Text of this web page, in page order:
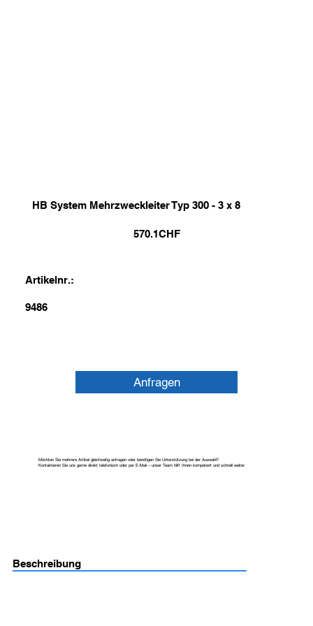
HB System Mehrzweckleiter Typ 300 - 3 x 8
570.1CHF
Artikelnr.:
9486
Anfragen
Möchten Sie mehrere Artikel gleichzeitig anfragen oder benötigen Sie Unterstützung bei der Auswahl?
Kontaktieren Sie uns gerne direkt telefonisch oder per E-Mail – unser Team hilft Ihnen kompetent und schnell weiter.
Beschreibung